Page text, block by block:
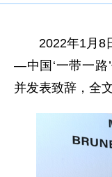
2022年1月8
—中国‘一带一路
并发表致辞，全